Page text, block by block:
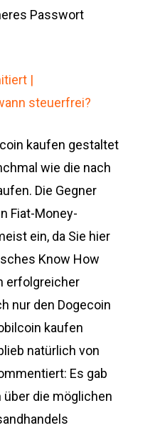
Passwort
|
steuerfrei?
kaufen gestaltet
wie die nach
Die Gegner
Fiat-Money-
ein, da Sie hier
Know How
erfolgreicher
nur den Dogecoin
kaufen
natürlich von
Es gab
die möglichen